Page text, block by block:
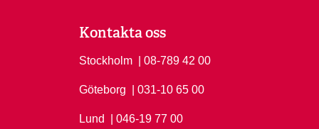
Kontakta oss
Stockholm Ring Stockholm på
| 08-789 42 00
Göteborg Ring Göteborg på
| 031-10 65 00
Lund Ring Lund på
| 046-19 77 00